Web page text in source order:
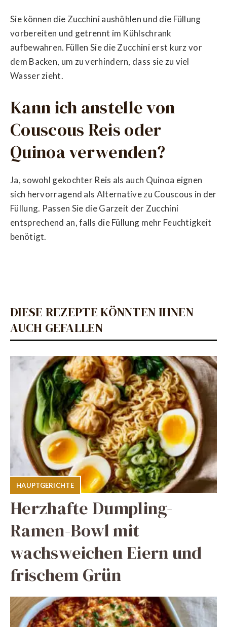
Sie können die Zucchini aushöhlen und die Füllung
vorbereiten und getrennt im Kühlschrank
aufbewahren. Füllen Sie die Zucchini erst kurz vor
dem Backen, um zu verhindern, dass sie zu viel
Wasser zieht.
Kann ich anstelle von
Couscous Reis oder
Quinoa verwenden?
Ja, sowohl gekochter Reis als auch Quinoa eignen
sich hervorragend als Alternative zu Couscous in der
Füllung. Passen Sie die Garzeit der Zucchini
entsprechend an, falls die Füllung mehr Feuchtigkeit
benötigt.
DIESE REZEPTE KÖNNTEN IHNEN
AUCH GEFALLEN
HAUPTGERICHTE
Herzhafte Dumpling-
Ramen-Bowl mit
wachsweichen Eiern und
frischem Grün